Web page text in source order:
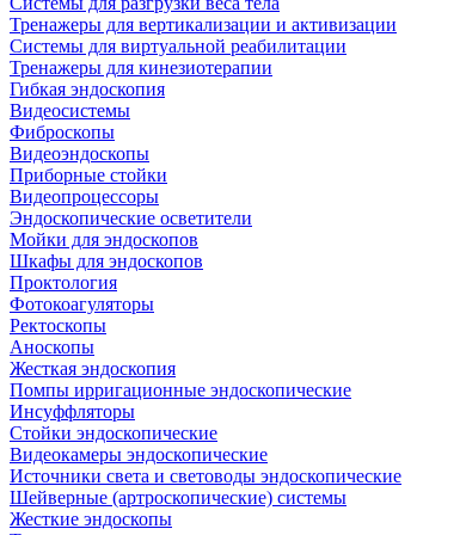
Тренажеры для вертикализации и активизации
Системы для виртуальной реабилитации
Тренажеры для кинезиотерапии
Гибкая эндоскопия
Видеосистемы
Фиброскопы
Видеоэндоскопы
Приборные стойки
Видеопроцессоры
Эндоскопические осветители
Мойки для эндоскопов
Шкафы для эндоскопов
Проктология
Фотокоагуляторы
Ректоскопы
Аноскопы
Жесткая эндоскопия
Помпы ирригационные эндоскопические
Инсуффляторы
Стойки эндоскопические
Видеокамеры эндоскопические
Источники света и световоды эндоскопические
Шейверные (артроскопические) системы
Жесткие эндоскопы